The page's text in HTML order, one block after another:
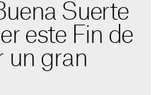
Suerte
este Fin de
un gran